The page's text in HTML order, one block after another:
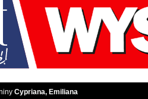
Cypriana, Emiliana